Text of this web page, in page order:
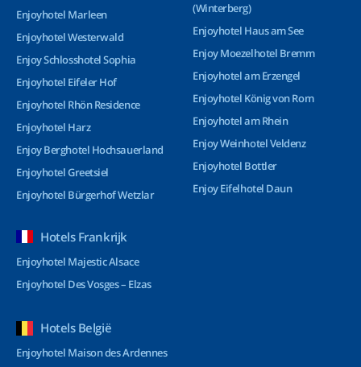
Enjoyhotel Marleen
Enjoyhotel Westerwald
Enjoy Schlosshotel Sophia
Enjoyhotel Eifeler Hof
Enjoyhotel Rhön Residence
Enjoyhotel Harz
Enjoy Berghotel Hochsauerland
Enjoyhotel Greetsiel
Enjoyhotel Bürgerhof Wetzlar
(Winterberg)
Enjoyhotel Haus am See
Enjoy Moezelhotel Bremm
Enjoyhotel am Erzengel
Enjoyhotel König von Rom
Enjoyhotel am Rhein
Enjoy Weinhotel Veldenz
Enjoyhotel Bottler
Enjoy Eifelhotel Daun
Hotels Frankrijk
Enjoyhotel Majestic Alsace
Enjoyhotel Des Vosges – Elzas
Hotels België
Enjoyhotel Maison des Ardennes